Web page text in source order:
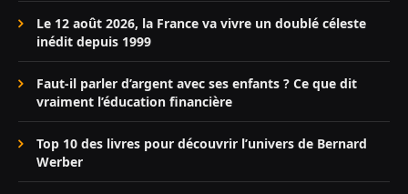
Le 12 août 2026, la France va vivre un doublé céleste
inédit depuis 1999
Faut-il parler d’argent avec ses enfants ? Ce que dit
vraiment l’éducation financière
Top 10 des livres pour découvrir l’univers de Bernard
Werber